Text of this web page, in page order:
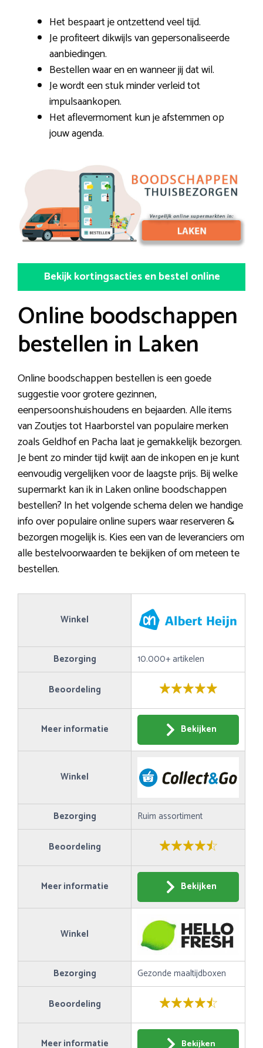
Het bespaart je ontzettend veel tijd.
Je profiteert dikwijls van gepersonaliseerde
aanbiedingen.
Bestellen waar en en wanneer jij dat wil.
Je wordt een stuk minder verleid tot
impulsaankopen.
Het aflevermoment kun je afstemmen op
jouw agenda.
Bekijk kortingsacties en bestel online
Online boodschappen
bestellen in Laken
Online boodschappen bestellen is een goede
suggestie voor grotere gezinnen,
eenpersoonshuishoudens en bejaarden. Alle items
van Zoutjes tot Haarborstel van populaire merken
zoals Geldhof en Pacha laat je gemakkelijk bezorgen.
Je bent zo minder tijd kwijt aan de inkopen en je kunt
eenvoudig vergelijken voor de laagste prijs. Bij welke
supermarkt kan ik in Laken online boodschappen
bestellen? In het volgende schema delen we handige
info over populaire online supers waar reserveren &
bezorgen mogelijk is. Kies een van de leveranciers om
alle bestelvoorwaarden te bekijken of om meteen te
bestellen.
Winkel
Bezorging 10.000+ artikelen
Beoordeling
Meer informatie Bekijken
Winkel
Bezorging Ruim assortiment
Beoordeling
Meer informatie Bekijken
Winkel
Bezorging Gezonde maaltijdboxen
Beoordeling
Meer informatie Bekijken